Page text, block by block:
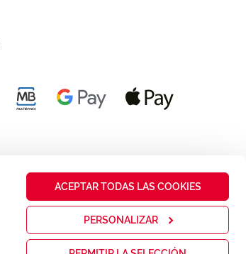
ACEPTAR TODAS LAS COOKIES
PERSONALIZAR